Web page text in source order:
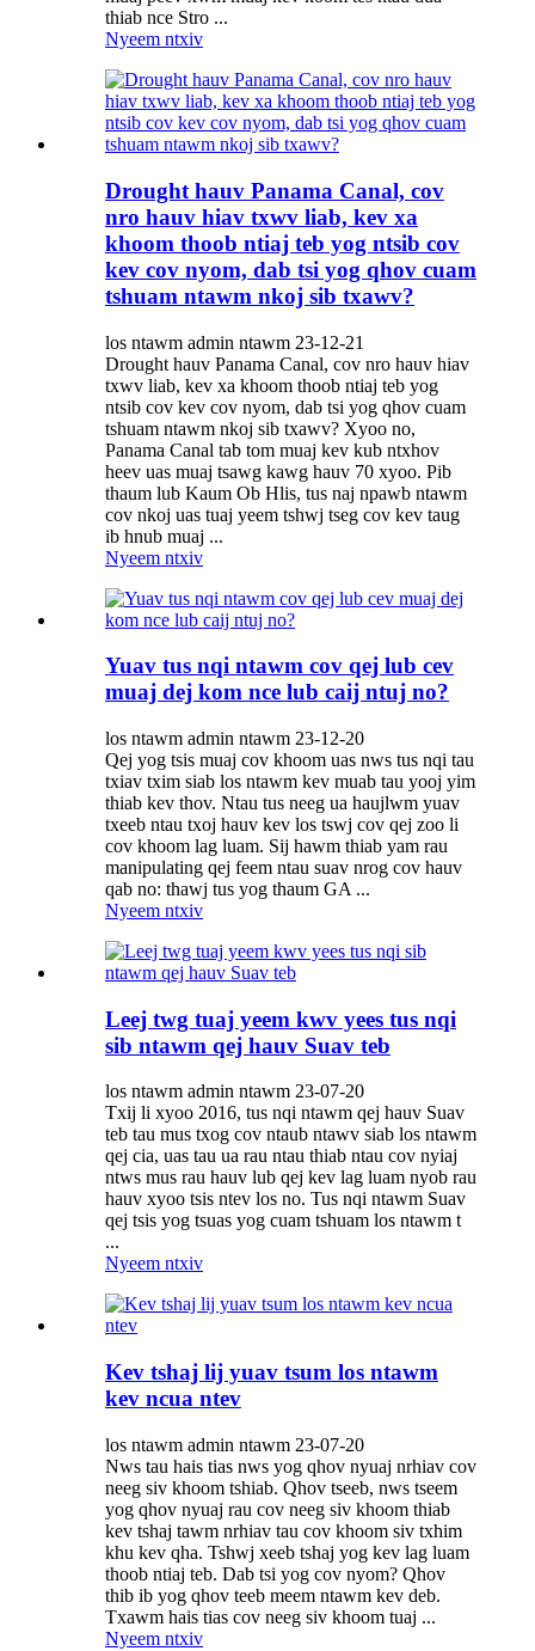
thiab nce Stro ...
Nyeem ntxiv
Drought hauv Panama Canal, cov
nro hauv hiav txwv liab, kev xa
khoom thoob ntiaj teb yog ntsib cov
kev cov nyom, dab tsi yog qhov cuam
tshuam ntawm nkoj sib txawv?
los ntawm admin ntawm 23-12-21
Drought hauv Panama Canal, cov nro hauv hiav
txwv liab, kev xa khoom thoob ntiaj teb yog
ntsib cov kev cov nyom, dab tsi yog qhov cuam
tshuam ntawm nkoj sib txawv? Xyoo no,
Panama Canal tab tom muaj kev kub ntxhov
heev uas muaj tsawg kawg hauv 70 xyoo. Pib
thaum lub Kaum Ob Hlis, tus naj npawb ntawm
cov nkoj uas tuaj yeem tshwj tseg cov kev taug
ib hnub muaj ...
Nyeem ntxiv
Yuav tus nqi ntawm cov qej lub cev
muaj dej kom nce lub caij ntuj no?
los ntawm admin ntawm 23-12-20
Qej yog tsis muaj cov khoom uas nws tus nqi tau
txiav txim siab los ntawm kev muab tau yooj yim
thiab kev thov. Ntau tus neeg ua haujlwm yuav
txeeb ntau txoj hauv kev los tswj cov qej zoo li
cov khoom lag luam. Sij hawm thiab yam rau
manipulating qej feem ntau suav nrog cov hauv
qab no: thawj tus yog thaum GA ...
Nyeem ntxiv
Leej twg tuaj yeem kwv yees tus nqi
sib ntawm qej hauv Suav teb
los ntawm admin ntawm 23-07-20
Txij li xyoo 2016, tus nqi ntawm qej hauv Suav
teb tau mus txog cov ntaub ntawv siab los ntawm
qej cia, uas tau ua rau ntau thiab ntau cov nyiaj
ntws mus rau hauv lub qej kev lag luam nyob rau
hauv xyoo tsis ntev los no. Tus nqi ntawm Suav
qej tsis yog tsuas yog cuam tshuam los ntawm t
...
Nyeem ntxiv
Kev tshaj lij yuav tsum los ntawm
kev ncua ntev
los ntawm admin ntawm 23-07-20
Nws tau hais tias nws yog qhov nyuaj nrhiav cov
neeg siv khoom tshiab. Qhov tseeb, nws tseem
yog qhov nyuaj rau cov neeg siv khoom thiab
kev tshaj tawm nrhiav tau cov khoom siv txhim
khu kev qha. Tshwj xeeb tshaj yog kev lag luam
thoob ntiaj teb. Dab tsi yog cov nyom? Qhov
thib ib yog qhov teeb meem ntawm kev deb.
Txawm hais tias cov neeg siv khoom tuaj ...
Nyeem ntxiv